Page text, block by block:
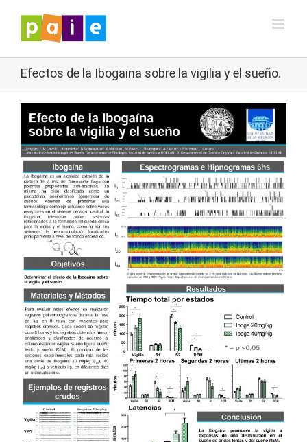
contenido
Efectos de la Ibogaina sobre la vigilia y el sueño.
imagen
más
grande